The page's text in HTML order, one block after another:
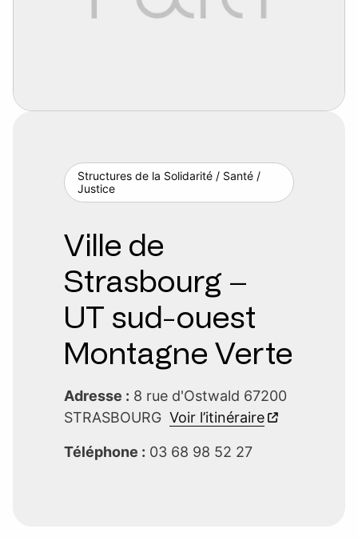
Structures de la Solidarité / Santé /
Justice
Ville de
Strasbourg –
UT sud-ouest
Montagne Verte
Adresse : 8 rue d'Ostwald 67200
STRASBOURG Voir l’itinéraire
Téléphone : 03 68 98 52 27